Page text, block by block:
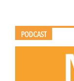
PODCAST